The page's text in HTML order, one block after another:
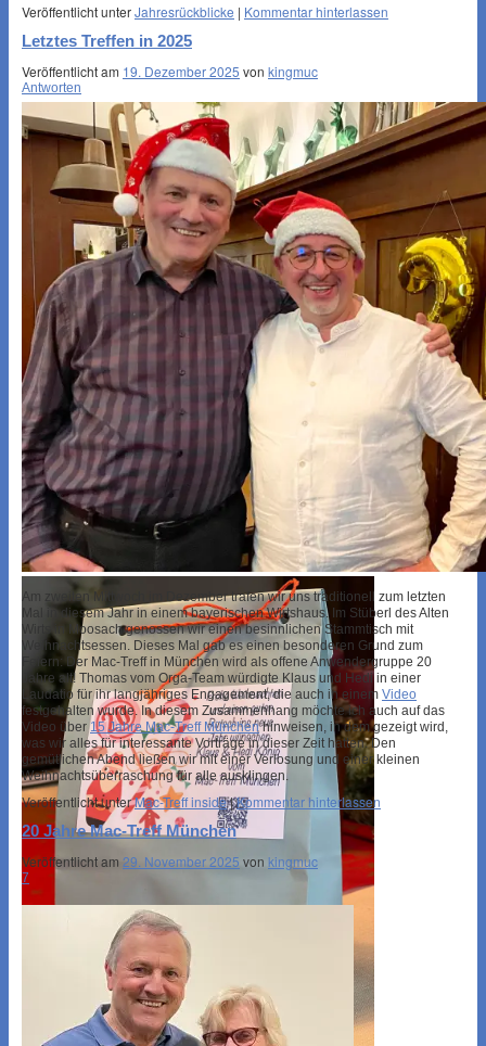
Veröffentlicht unterJahresrückblicke | Kommentar hinterlassen
Letztes Treffen in 2025
Veröffentlicht am 19. Dezember 2025 von kingmuc
Antworten
Am zweiten Mittwoch im Dezember trafen wir uns traditionell zum letzten
Mal in diesem Jahr in einem bayerischen Wirtshaus. Im Stüberl des Alten
Wirts in Moosach genossen wir einen besinnlichen Stammtisch mit
Weihnachtsessen. Dieses Mal gab es einen besonderen Grund zum
Feiern: Der Mac-Treff in München wird als offene Anwendergruppe 20
Jahre alt! Thomas vom Orga-Team würdigte Klaus und Hedi in einer
Laudatio für ihr langjähriges Engagement, die auch in einem Video
festgehalten wurde.In diesem Zusammenhang möchte ich auch auf das
Video über15 Jahre Mac-Treff Münchenhinweisen, in dem gezeigt wird,
was wir alles für interessante Vorträge in dieser Zeit hatten.Den
gemütlichen Abend ließen wir mit einer Verlosung und einer kleinen
Weihnachtsüberraschung für alle ausklingen.
Veröffentlicht unterMac-Treff inside|Kommentar hinterlassen
20 Jahre Mac-Treff München
Veröffentlicht am 29. November 2025 von kingmuc
7